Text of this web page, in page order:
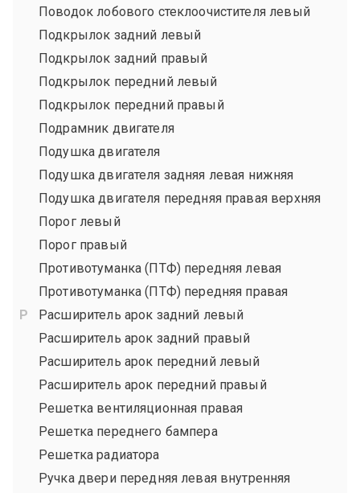
Поводок лобового стеклоочистителя левый
Подкрылок задний левый
Подкрылок задний правый
Подкрылок передний левый
Подкрылок передний правый
Подрамник двигателя
Подушка двигателя
Подушка двигателя задняя левая нижняя
Подушка двигателя передняя правая верхняя
Порог левый
Порог правый
Противотуманка (ПТФ) передняя левая
Противотуманка (ПТФ) передняя правая
Расширитель арок задний левый
Расширитель арок задний правый
Расширитель арок передний левый
Расширитель арок передний правый
Решетка вентиляционная правая
Решетка переднего бампера
Решетка радиатора
Ручка двери передняя левая внутренняя